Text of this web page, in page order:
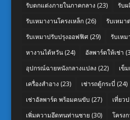
รับตกแต่งภายในภาคกลาง (23) รับผ
รับเหมางานโครงเหล็ก(26) รับเหมา
รับเหมาปรับปรุงออฟฟิศ(29) รับเหม
หางานไต้หวัน(24) อัลพาร์ดให้เช่า
อุปกรณ์ฉายหนังกลางแปลง (22) เข็
เครื่องสำอาง (23) เช่ารถตู้กระบี่ (24)
เช่าอัลพาร์ด พร้อมคนขับ (27) เที่ยว
เพิ่มความอึดทนท่านชาย (30) โครง